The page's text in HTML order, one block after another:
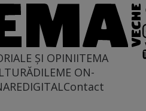
ȘI OPINIITEMA
DILEME ON-
DIGITALContact